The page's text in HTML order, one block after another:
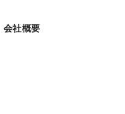
会社概要